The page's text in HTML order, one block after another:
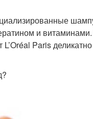
и
Paris